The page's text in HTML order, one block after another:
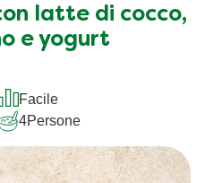
latte di cocco,
e yogurt
Facile
4Persone